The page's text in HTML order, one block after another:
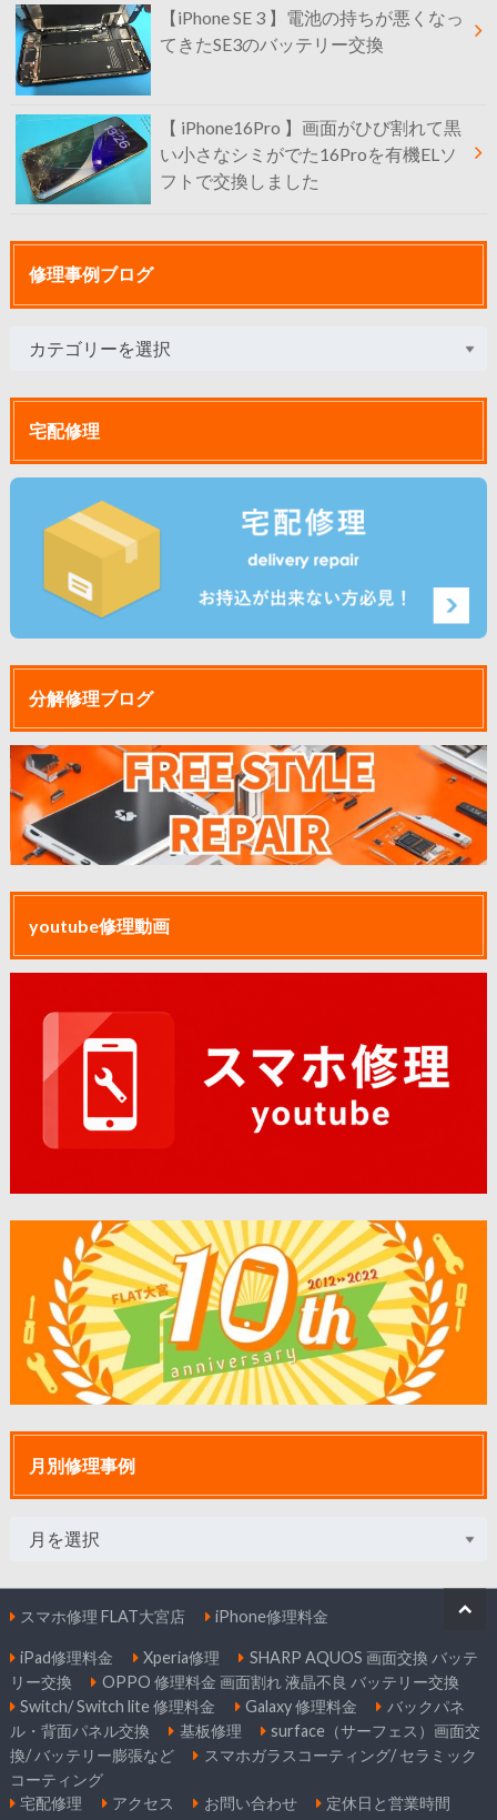
【iPhone SE 3 】電池の持ちが悪くなっ
てきたSE3のバッテリー交換
【 iPhone16Pro 】画面がひび割れて黒
い小さなシミがでた16Proを有機ELソ
フトで交換しました
修理事例ブログ
宅配修理
分解修理ブログ
youtube修理動画
月別修理事例
スマホ修理 FLAT大宮店 iPhone修理料金
iPad修理料金 Xperia修理
SHARP AQUOS 画面交換 バッテ
リー交換
OPPO 修理料金 画面割れ 液晶不良 バッテリー交換
Switch/ Switch lite 修理料金
Galaxy 修理料金
バックパネ
ル・背面パネル交換
基板修理
surface（サーフェス）画面交
換/ バッテリー膨張など
スマホガラスコーティング/ セラミック
コーティング
宅配修理
アクセス お問い合わせ
定休日と営業時間